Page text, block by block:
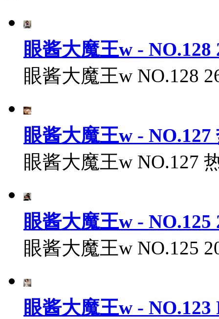
眼酱大魔王w - NO.128
眼酱大魔王w NO.128
眼酱大魔王w - NO.127
眼酱大魔王w NO.127
眼酱大魔王w - NO.125
眼酱大魔王w NO.125
眼酱大魔王w - NO.123